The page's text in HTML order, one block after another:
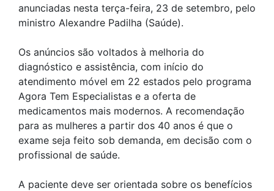
anunciadas nesta terça-feira, 23 de setembro, pelo
ministro Alexandre Padilha (Saúde).
Os anúncios são voltados à melhoria do
diagnóstico e assistência, com início do
atendimento móvel em 22 estados pelo programa
Agora Tem Especialistas e a oferta de
medicamentos mais modernos. A recomendação
para as mulheres a partir dos 40 anos é que o
exame seja feito sob demanda, em decisão com o
profissional de saúde.
A paciente deve ser orientada sobre os benefícios